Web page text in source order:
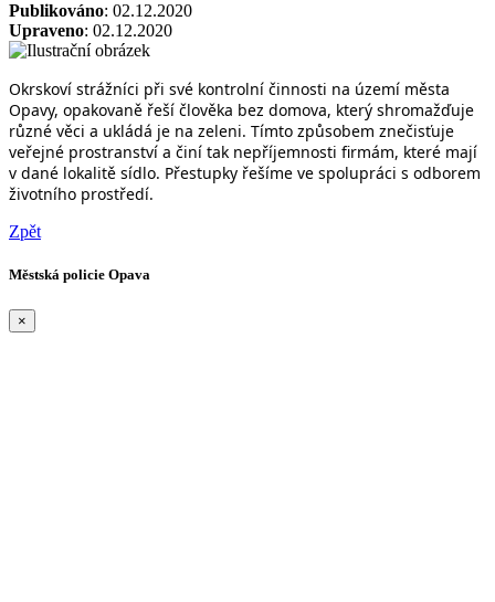
Publikováno: 02.12.2020
Upraveno: 02.12.2020
Okrskoví strážníci při své kontrolní činnosti na území města
Opavy, opakovaně řeší člověka bez domova, který shromažďuje
různé věci a ukládá je na zeleni. Tímto způsobem znečisťuje
veřejné prostranství a činí tak nepříjemnosti firmám, které mají
v dané lokalitě sídlo. Přestupky řešíme ve spolupráci s odborem
životního prostředí.
Zpět
Městská policie Opava
×